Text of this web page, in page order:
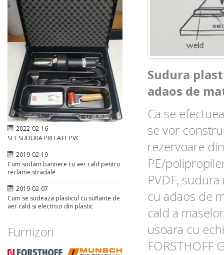
2022-02-16
SET SUDURA PRELATE PVC
2019-02-19
Cum sudam bannere cu aer cald pentru
reclame stradale
2019-02-07
Cum se sudeaza plasticul cu suflante de
aer cald si electrozi din plastic
Furnizori
Sudura
adaos de
Ca se
se vor
rezervoare
PE/
PVDF,
cu adaos de
cald a
usoara cu
FORSTHOFF